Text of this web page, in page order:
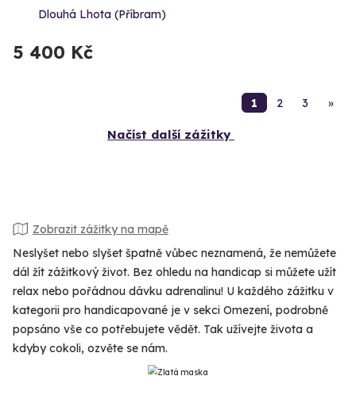
Dlouhá Lhota (Příbram)
5 400 Kč
1 2 3 »
Načíst další zážitky
Zobrazit zážitky na mapě
Neslyšet nebo slyšet špatně vůbec neznamená, že nemůžete
dál žít zážitkový život. Bez ohledu na handicap si můžete užít
relax nebo pořádnou dávku adrenalinu! U každého zážitku v
kategorii pro handicapované je v sekci Omezení, podrobně
popsáno vše co potřebujete vědět. Tak užívejte života a
kdyby cokoli, ozvěte se nám.